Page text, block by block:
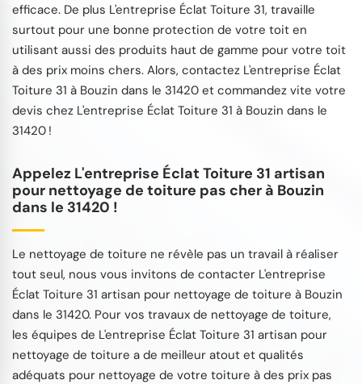
efficace. De plus L'entreprise Éclat Toiture 31, travaille
surtout pour une bonne protection de votre toit en
utilisant aussi des produits haut de gamme pour votre toit
à des prix moins chers. Alors, contactez L'entreprise Éclat
Toiture 31 à Bouzin dans le 31420 et commandez vite votre
devis chez L'entreprise Éclat Toiture 31 à Bouzin dans le
31420 !
Appelez L'entreprise Éclat Toiture 31 artisan
pour nettoyage de toiture pas cher à Bouzin
dans le 31420 !
Le nettoyage de toiture ne révèle pas un travail à réaliser
tout seul, nous vous invitons de contacter L'entreprise
Éclat Toiture 31 artisan pour nettoyage de toiture à Bouzin
dans le 31420. Pour vos travaux de nettoyage de toiture,
les équipes de L'entreprise Éclat Toiture 31 artisan pour
nettoyage de toiture a de meilleur atout et qualités
adéquats pour nettoyage de votre toiture à des prix pas